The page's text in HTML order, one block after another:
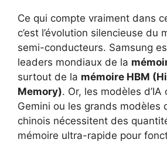
Ce qui compte vraiment dans
c’est l’évolution silencieuse du
semi-conducteurs. Samsung
leaders mondiaux de la
surtout de la mémoire HBM
Memory). Or, les modèles d’IA
Gemini ou les grands modèles
chinois nécessitent des
mémoire ultra-rapide pour